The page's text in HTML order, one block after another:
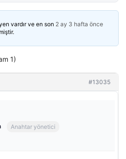
vardır ve en son 2 ay 3 hafta önce
1)
#13035
Anahtar yönetici